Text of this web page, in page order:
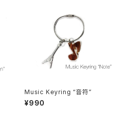
Music Keyring “音符”
¥990